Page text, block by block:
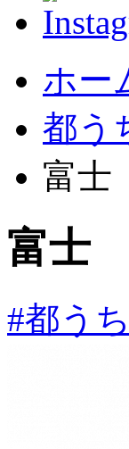
ホー
都う
富
富士
#都う